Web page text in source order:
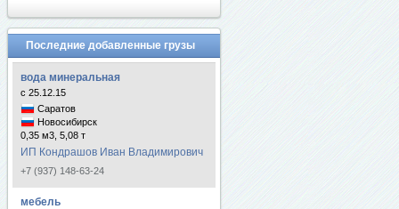
Последние добавленные грузы
вода минеральная
с 25.12.15
Саратов
Новосибирск
0,35 м3, 5,08 т
ИП Кондрашов Иван Владимирович
+7 (937) 148-63-24
мебель